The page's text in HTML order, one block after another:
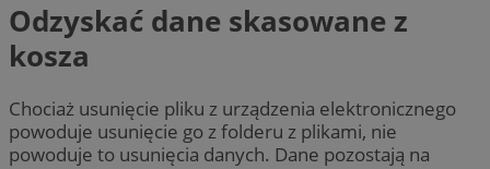
Odzyskać dane skasowane z
kosza
Chociaż usunięcie pliku z urządzenia elektronicznego
powoduje usunięcie go z folderu z plikami, nie
powoduje to usunięcia danych. Dane pozostają na